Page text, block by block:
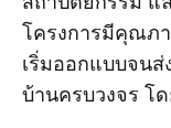
โครงการมีคุณภ
เริ่มออกแบบจน
บ้านครบวงจร โ